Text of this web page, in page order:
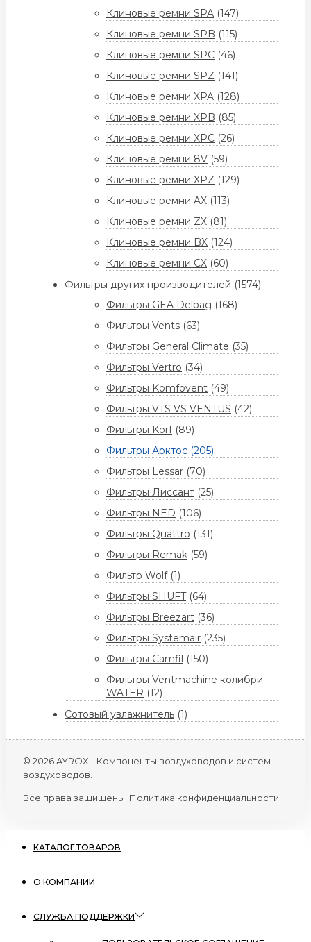
Клиновые ремни SPA (147)
Клиновые ремни SPB (115)
Клиновые ремни SPC (46)
Клиновые ремни SPZ (141)
Клиновые ремни XPA (128)
Клиновые ремни XPB (85)
Клиновые ремни XPC (26)
Клиновые ремни 8V (59)
Клиновые ремни XPZ (129)
Клиновые ремни AX (113)
Клиновые ремни ZX (81)
Клиновые ремни BX (124)
Клиновые ремни CX (60)
Фильтры других производителей (1574)
Фильтры GEA Delbag (168)
Фильтры Vents (63)
Фильтры General Climate (35)
Фильтры Vertro (34)
Фильтры Komfovent (49)
Фильтры VTS VS VENTUS (42)
Фильтры Korf (89)
Фильтры Арктос (205)
Фильтры Lessar (70)
Фильтры Лиссант (25)
Фильтры NED (106)
Фильтры Quattro (131)
Фильтры Remak (59)
Фильтр Wolf (1)
Фильтры SHUFT (64)
Фильтры Breezart (36)
Фильтры Systemair (235)
Фильтры Camfil (150)
Фильтры Ventmachine колибри
WATER (12)
Сотовый увлажнитель (1)
© 2026 AYROX - Компоненты воздуховодов и систем
воздуховодов.
Все права защищены. Политика конфиденциальности.
КАТАЛОГ ТОВАРОВ
О КОМПАНИИ
СЛУЖБА ПОДДЕРЖКИ